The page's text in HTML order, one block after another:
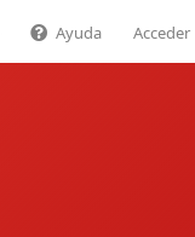
Ayuda Acceder